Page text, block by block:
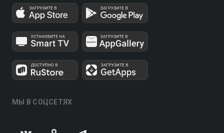
МЫ В СОЦСЕТЯХ